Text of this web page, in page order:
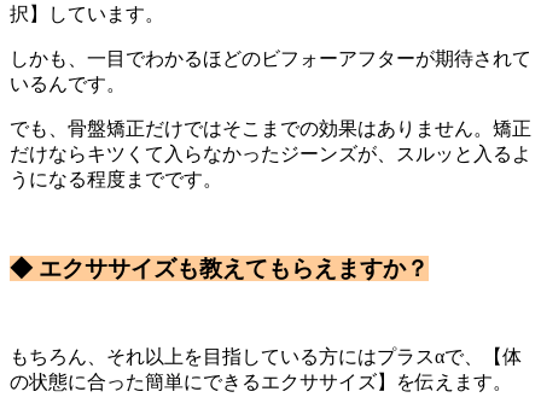
択】しています。
しかも、一目でわかるほどのビフォーアフターが期待されて
いるんです。
でも、骨盤矯正だけではそこまでの効果はありません。矯正
だけならキツくて入らなかったジーンズが、スルッと入るよ
うになる程度までです。
◆ エクササイズも教えてもらえますか？
もちろん、それ以上を目指している方にはプラスαで、【体
の状態に合った簡単にできるエクササイズ】を伝えます。